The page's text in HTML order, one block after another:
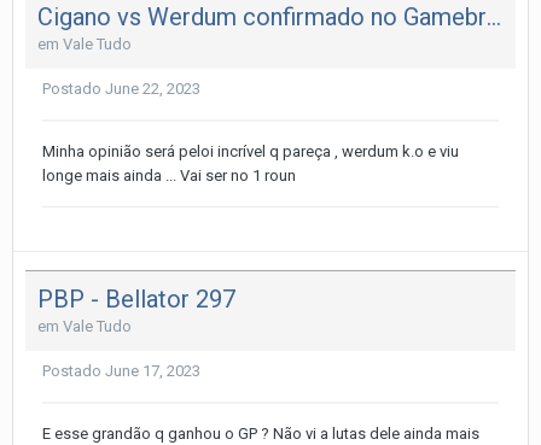
Cigano vs Werdum confirmado no Gamebred FC
em Vale Tudo
Postado June 22, 2023
Minha opinião será peloi incrível q pareça , werdum k.o e viu
longe mais ainda ... Vai ser no 1 roun
PBP - Bellator 297
em Vale Tudo
Postado June 17, 2023
E esse grandão q ganhou o GP ? Não vi a lutas dele ainda mais